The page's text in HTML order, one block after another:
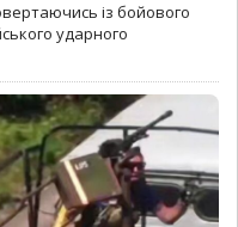
із бойового
ударного